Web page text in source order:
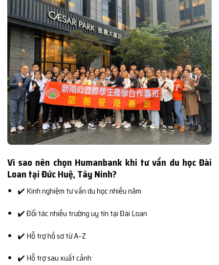
Vì sao nên chọn Humanbank khi tư vấn du học Đài
Loan tại Đức Huệ, Tây Ninh?
✔️ Kinh nghiệm tư vấn du học nhiều năm
✔️ Đối tác nhiều trường uy tín tại Đài Loan
✔️ Hỗ trợ hồ sơ từ A–Z
✔️ Hỗ trợ sau xuất cảnh